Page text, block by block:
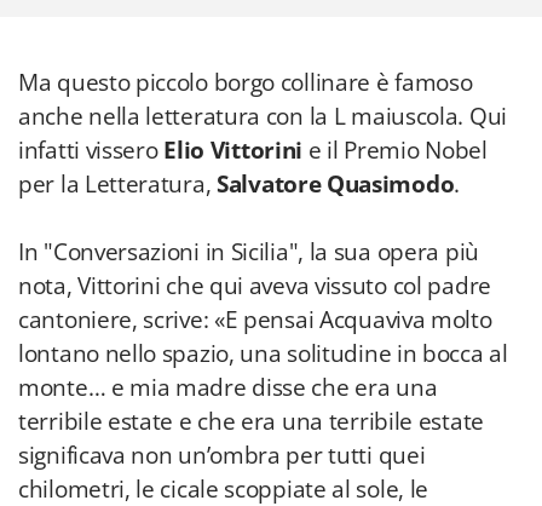
Ma questo piccolo borgo collinare è famoso
anche nella letteratura con la L maiuscola. Qui
infatti visseroElio Vittorini e il Premio Nobel
per la Letteratura,Salvatore Quasimodo.
In "Conversazioni in Sicilia", la sua opera più
nota, Vittorini che qui aveva vissuto col padre
cantoniere, scrive: «E pensai Acquaviva molto
lontano nello spazio, una solitudine in bocca al
monte… e mia madre disse che era una
terribile estate e che era una terribile estate
significava non un’ombra per tutti quei
chilometri, le cicale scoppiate al sole, le